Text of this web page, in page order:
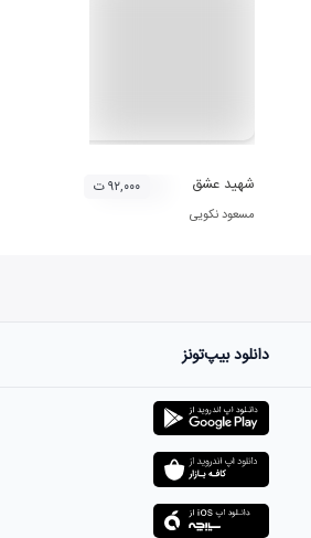
شهید عشق
مسعود نکویی
۹۲,۰۰۰ ت
دانلود بیپ‌تونز